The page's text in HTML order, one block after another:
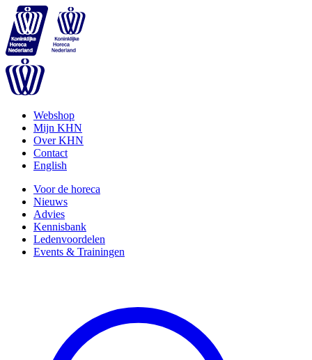
Webshop
Mijn KHN
Over KHN
Contact
English
Voor de horeca
Nieuws
Advies
Kennisbank
Ledenvoordelen
Events & Trainingen